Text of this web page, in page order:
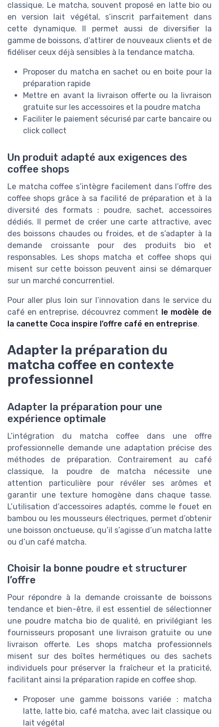
classique. Le matcha, souvent proposé en latte bio ou
en version lait végétal, s’inscrit parfaitement dans
cette dynamique. Il permet aussi de diversifier la
gamme de boissons, d’attirer de nouveaux clients et de
fidéliser ceux déjà sensibles à la tendance matcha.
Proposer du matcha en sachet ou en boite pour la
préparation rapide
Mettre en avant la livraison offerte ou la livraison
gratuite sur les accessoires et la poudre matcha
Faciliter le paiement sécurisé par carte bancaire ou
click collect
Un produit adapté aux exigences des
coffee shops
Le matcha coffee s’intègre facilement dans l’offre des
coffee shops grâce à sa facilité de préparation et à la
diversité des formats : poudre, sachet, accessoires
dédiés. Il permet de créer une carte attractive, avec
des boissons chaudes ou froides, et de s’adapter à la
demande croissante pour des produits bio et
responsables. Les shops matcha et coffee shops qui
misent sur cette boisson peuvent ainsi se démarquer
sur un marché concurrentiel.
Pour aller plus loin sur l’innovation dans le service du
café en entreprise, découvrez comment le modèle de
la canette Coca inspire l’offre café en entreprise.
Adapter la préparation du
matcha coffee en contexte
professionnel
Adapter la préparation pour une
expérience optimale
L’intégration du matcha coffee dans une offre
professionnelle demande une adaptation précise des
méthodes de préparation. Contrairement au café
classique, la poudre de matcha nécessite une
attention particulière pour révéler ses arômes et
garantir une texture homogène dans chaque tasse.
L’utilisation d’accessoires adaptés, comme le fouet en
bambou ou les mousseurs électriques, permet d’obtenir
une boisson onctueuse, qu’il s’agisse d’un matcha latte
ou d’un café matcha.
Choisir la bonne poudre et structurer
l’offre
Pour répondre à la demande croissante de boissons
tendance et bien-être, il est essentiel de sélectionner
une poudre matcha bio de qualité, en privilégiant les
fournisseurs proposant une livraison gratuite ou une
livraison offerte. Les shops matcha professionnels
misent sur des boîtes hermétiques ou des sachets
individuels pour préserver la fraîcheur et la praticité,
facilitant ainsi la préparation rapide en coffee shop.
Proposer une gamme boissons variée : matcha
latte, latte bio, café matcha, avec lait classique ou
lait végétal